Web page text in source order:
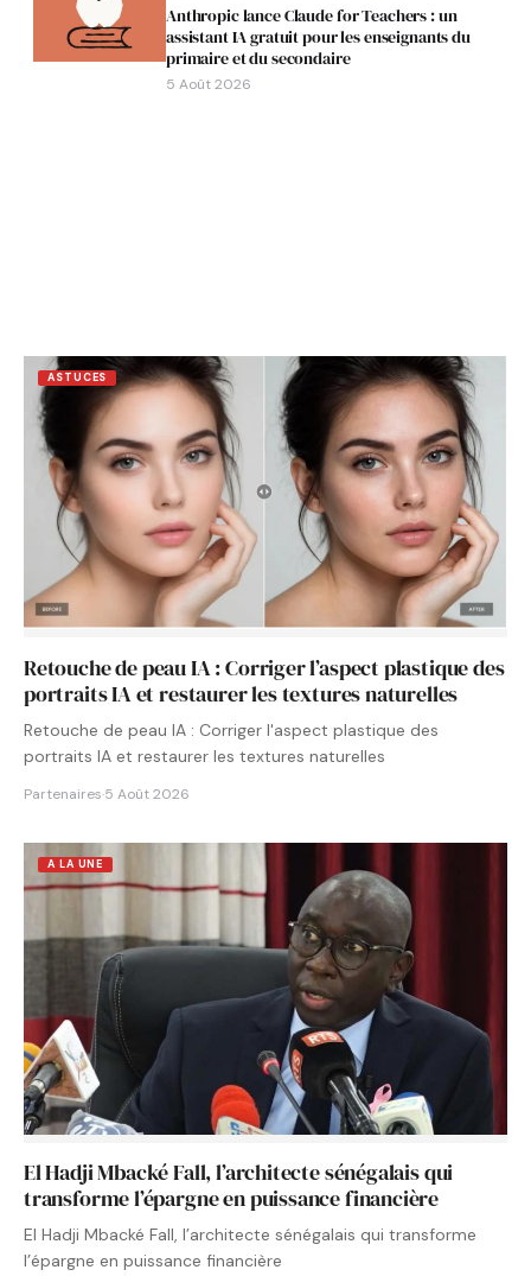
Anthropic lance Claude for Teachers : un
assistant IA gratuit pour les enseignants du
primaire et du secondaire
5 Août 2026
ASTUCES
Retouche de peau IA : Corriger l’aspect plastique des
portraits IA et restaurer les textures naturelles
Retouche de peau IA : Corriger l'aspect plastique des
portraits IA et restaurer les textures naturelles
Partenaires·5 Août 2026
A LA UNE
El Hadji Mbacké Fall, l’architecte sénégalais qui
transforme l’épargne en puissance financière
El Hadji Mbacké Fall, l’architecte sénégalais qui transforme
l’épargne en puissance financière